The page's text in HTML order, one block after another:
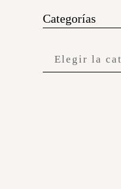
Categorías